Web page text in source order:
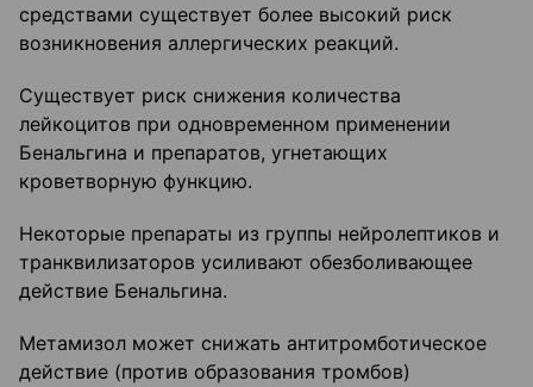
средствами существует более высокий риск
возникновения аллергических реакций.
Существует риск снижения количества
лейкоцитов при одновременном применении
Бенальгина и препаратов, угнетающих
кроветворную функцию.
Некоторые препараты из группы нейролептиков и
транквилизаторов усиливают обезболивающее
действие Бенальгина.
Метамизол может снижать антитромботическое
действие (против образования тромбов)